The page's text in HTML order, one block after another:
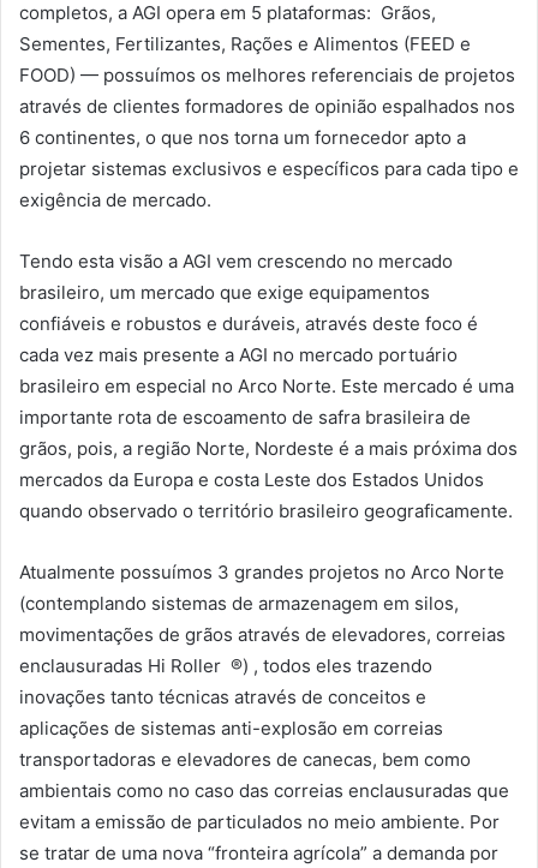
completos, a AGI opera em 5 plataformas: Grãos,
Sementes, Fertilizantes, Rações e Alimentos (FEED e
FOOD) — possuímos os melhores referenciais de projetos
através de clientes formadores de opinião espalhados nos
6 continentes, o que nos torna um fornecedor apto a
projetar sistemas exclusivos e específicos para cada tipo e
exigência de mercado.
Tendo esta visão a AGI vem crescendo no mercado
brasileiro, um mercado que exige equipamentos
confiáveis e robustos e duráveis, através deste foco é
cada vez mais presente a AGI no mercado portuário
brasileiro em especial no Arco Norte. Este mercado é uma
importante rota de escoamento de safra brasileira de
grãos, pois, a região Norte, Nordeste é a mais próxima dos
mercados da Europa e costa Leste dos Estados Unidos
quando observado o território brasileiro geograficamente.
Atualmente possuímos 3 grandes projetos no Arco Norte
(contemplando sistemas de armazenagem em silos,
movimentações de grãos através de elevadores, correias
enclausuradas Hi Roller ®) , todos eles trazendo
inovações tanto técnicas através de conceitos e
aplicações de sistemas anti-explosão em correias
transportadoras e elevadores de canecas, bem como
ambientais como no caso das correias enclausuradas que
evitam a emissão de particulados no meio ambiente. Por
se tratar de uma nova “fronteira agrícola” a demanda por